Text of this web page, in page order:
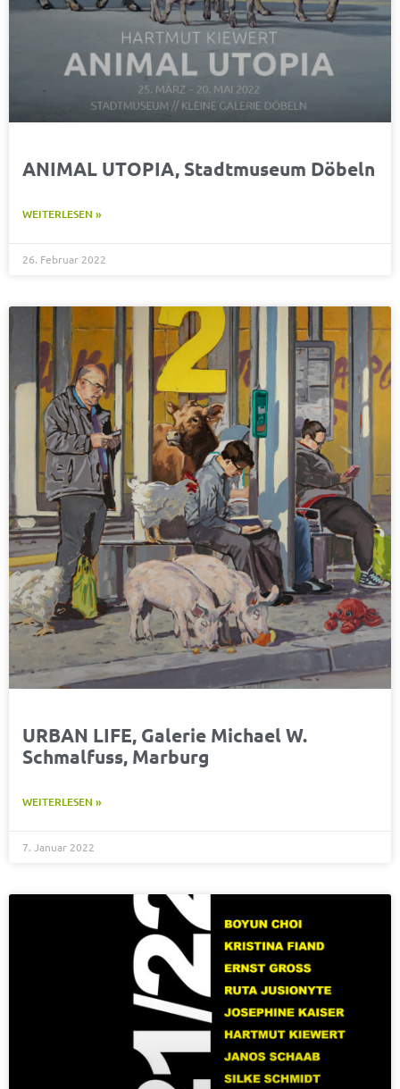
ANIMAL UTOPIA, Stadtmuseum Döbeln
WEITERLESEN »
26. Februar 2022
URBAN LIFE, Galerie Michael W.
Schmalfuss, Marburg
WEITERLESEN »
7. Januar 2022